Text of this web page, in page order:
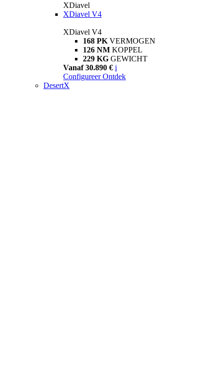
XDiavel
XDiavel V4
XDiavel V4
168 PK VERMOGEN
126 NM KOPPEL
229 KG GEWICHT
Vanaf 30.890 € i
Configureer Ontdek
DesertX